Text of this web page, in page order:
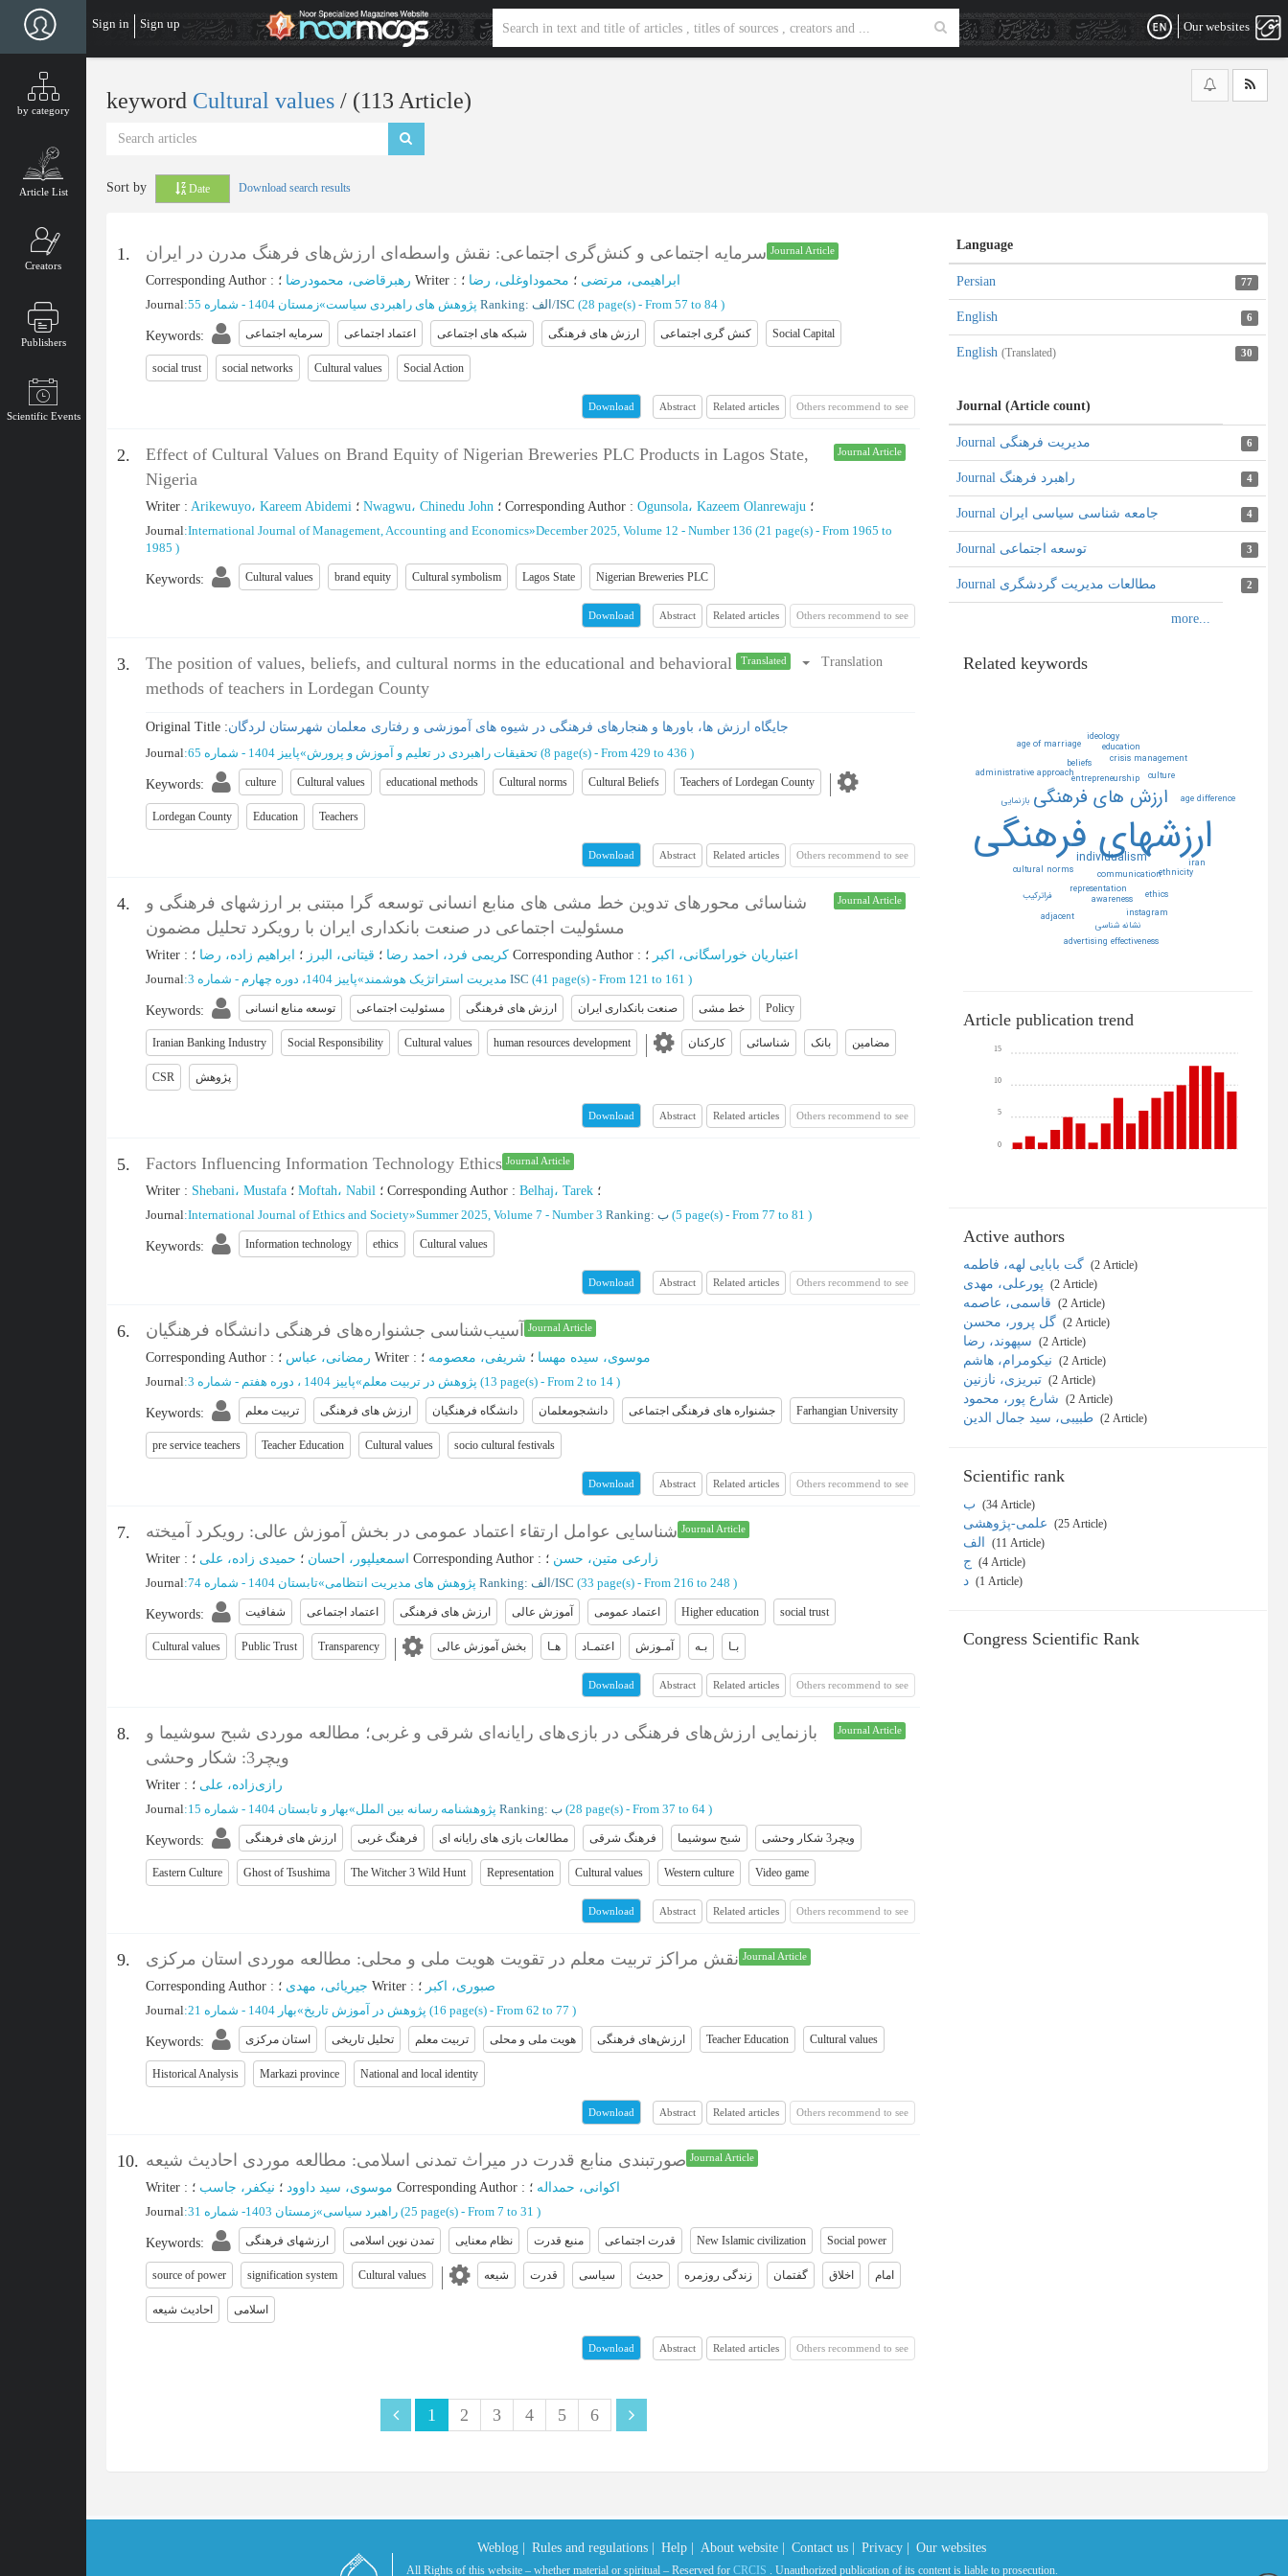
Sign in Sign up Our websites
by category
Article List
Creators
Publishers
Scientific Events
keyword Cultural values ‎/ (113 Article)
Sort by Date Download search results
1. سرمایه اجتماعی و کنش‌گری اجتماعی: نقش واسطه‌ای ارزش‌های فرهنگ مدرن در ایران Journal Article
Corresponding Author : رهبرقاضی، محمودرضا Writer : ابراهیمی، مرتضی ؛ محموداوغلی، رضا ؛
Journal: پژوهش های راهبردی سیاست»زمستان 1404 - شماره 55 Ranking: الف/ISC (‎28 page(s) - From 57 to 84 )
Keywords: سرمایه اجتماعی اعتماد اجتماعی شبکه های اجتماعی ارزش های فرهنگی کنش گری اجتماعی Social Capital
social trust social networks Cultural values Social Action
Download Abstract Related articles Others recommend to see
2.
Effect of Cultural Values on Brand Equity of Nigerian Breweries PLC Products in Lagos State,
Nigeria
Journal Article
Writer : Arikewuyo، Kareem Abidemi Nwagwu، Chinedu John Corresponding Author : Ogunsola، Kazeem Olanrewaju ؛
Journal:International Journal of Management, Accounting and Economics»December 2025, Volume 12 - Number 136 (‎21 page(s) - From 1965 to
1985 )
Keywords: Cultural values brand equity Cultural symbolism Lagos State Nigerian Breweries PLC
Download Abstract Related articles Others recommend to see
3.
The position of values, beliefs, and cultural norms in the educational and behavioral
methods of teachers in Lordegan County
Translated Translation
Original Title :جایگاه ارزش ها، باورها و هنجارهای فرهنگی در شیوه های آموزشی و رفتاری معلمان شهرستان لردگان
Journal: تحقیقات راهبردی در تعلیم و آموزش و پرورش»پاییز 1404 - شماره 65 (‎8 page(s) - From 429 to 436 )
Keywords: culture Cultural values educational methods Cultural norms Cultural Beliefs Teachers of Lordegan County
Lordegan County Education Teachers
Download Abstract Related articles Others recommend to see
4.
شناسائی محورهای تدوین خط مشی های منابع انسانی توسعه گرا مبتنی بر ارزشهای فرهنگی و
مسئولیت اجتماعی در صنعت بانکداری ایران با رویکرد تحلیل مضمون
Journal Article
Writer : کریمی فرد، احمد رضا ؛ قیتانی، البرز ؛ ابراهیم زاده، رضا Corresponding Author : اعتباریان خوراسگانی، اکبر ؛
Journal: مدیریت استراتژیک هوشمند»پاییز 1404، دوره چهارم - شماره 3 ISC (‎41 page(s) - From 121 to 161 )
Keywords: توسعه منابع انسانی مسئولیت اجتماعی ارزش های فرهنگی صنعت بانکداری ایران خط مشی Policy
Iranian Banking Industry Social Responsibility Cultural values human resources development کارکنان شناسائی بانک مضامین
CSR پژوهش
Download Abstract Related articles Others recommend to see
5. Factors Influencing Information Technology Ethics Journal Article
Writer : Shebani، Mustafa Moftah، Nabil Corresponding Author : Belhaj، Tarek ؛
Journal:International Journal of Ethics and Society»Summer 2025, Volume 7 - Number 3 Ranking: ب (‎5 page(s) - From 77 to 81 )
Keywords: Information technology ethics Cultural values
Download Abstract Related articles Others recommend to see
6. آسیب‌شناسی جشنواره‌های فرهنگی دانشگاه فرهنگیان Journal Article
Corresponding Author : رمضانی، عباس Writer : موسوی، سیده مهسا ؛ شریفی، معصومه ؛
Journal: پژوهش در تربیت معلم»پاییز 1404 ، دوره هفتم - شماره 3 (‎13 page(s) - From 2 to 14 )
Keywords: تربیت معلم ارزش های فرهنگی دانشگاه فرهنگیان دانشجومعلمان جشنواره های فرهنگی اجتماعی Farhangian University
pre service teachers Teacher Education Cultural values socio cultural festivals
Download Abstract Related articles Others recommend to see
7. شناسایی عوامل ارتقاء اعتماد عمومی در بخش آموزش عالی: رویکرد آمیخته Journal Article
Writer : اسمعیلپور، احسان ؛ حمیدی زاده، علی Corresponding Author : زارعی متین، حسن ؛
Journal: پژوهش های مدیریت انتظامی»تابستان 1404 - شماره 74 Ranking: الف/ISC (‎33 page(s) - From 216 to 248 )
Keywords: شفافیت اعتماد اجتماعی ارزش های فرهنگی آموزش عالی اعتماد عمومی Higher education social trust
Cultural values Public Trust Transparency بخش آموزش عالی هـا اعتمـاد آمـوزش بـه بـا
Download Abstract Related articles Others recommend to see
8.
بازنمایی ارزش‌های فرهنگی در بازی‌های رایانه‌ای شرقی و غربی؛ مطالعه موردی شبح سوشیما و
ویچر3: شکار وحشی
Journal Article
Writer : رازی‌زاده، علی ؛
Journal: پژوهشنامه رسانه بین الملل»بهار و تابستان 1404 - شماره 15 Ranking: ب (‎28 page(s) - From 37 to 64 )
Keywords: ارزش های فرهنگی فرهنگ غربی مطالعات بازی های رایانه ای فرهنگ شرقی شبح سوشیما ویچر3 شکار وحشی
Eastern Culture Ghost of Tsushima The Witcher 3 Wild Hunt Representation Cultural values Western culture Video game
Download Abstract Related articles Others recommend to see
9. نقش مراکز تربیت‌ معلم در تقویت هویت ملی و محلی: مطالعه موردی استان مرکزی Journal Article
Corresponding Author : جیریائی، مهدی Writer : صبوری، اکبر ؛
Journal: پژوهش در آموزش تاریخ»بهار 1404 - شماره 21 (‎16 page(s) - From 62 to 77 )
Keywords: استان مرکزی تحلیل تاریخی تربیت‌ معلم هویت ملی و محلی ارزش‌های فرهنگی Teacher Education Cultural values
Historical Analysis Markazi province National and local identity
Download Abstract Related articles Others recommend to see
10. صورتبندی منابع قدرت در میراث تمدنی اسلامی: مطالعه موردی احادیث شیعه Journal Article
Writer : موسوی، سید داوود ؛ نیکفر، جاسب Corresponding Author : اکوانی، حمداله ؛
Journal: راهبرد سیاسی»زمستان 1403- شماره 31 (‎25 page(s) - From 7 to 31 )
Keywords: ارزشهای فرهنگی تمدن نوین اسلامی نظام معنایی منبع قدرت قدرت اجتماعی New Islamic civilization Social power
source of power signification system Cultural values شیعه قدرت سیاسی حدیث زندگی روزمره گفتمان اخلاق امام
احادیث شیعه اسلامی
Download Abstract Related articles Others recommend to see
1 2 3 4 5 6
Language
Persian 77
English 6
English(Translated) 30
Journal (Article count)
Journal مدیریت فرهنگی 6
Journal راهبرد فرهنگ 4
Journal جامعه شناسی سیاسی ایران 4
Journal توسعه اجتماعی 3
Journal مطالعات مدیریت گردشگری 2
Related keywords
ارزشهاي فرهنگي
ارزش هاي فرهنگي
individualism
communication
entrepreneurship
representation
awareness
beliefs crisis management
cultural norms
culture
education
ethics
ethnicity
ideology
instagram
iran
بازنمايي
فراتركيب
نشانه شناسي
adjacent
administrative approach
advertising effectiveness
age difference
age of marriage
Article publication trend
0
5
10
15
Active authors
‎ (2 Article)
‎ (2 Article)
‎ (2 Article)
‎ (2 Article)
‎ (2 Article)
‎ (2 Article)
‎ (2 Article)
‎ (2 Article)
‎ (2 Article)
Scientific rank
‎ (34 Article)
‎ (25 Article)
‎ (11 Article)
‎ (4 Article)
‎ (1 Article)
Congress Scientific Rank
Weblog | Rules and regulations | Help | About website | Contact us | Privacy | Our websites
All Rights of this website – whether material or spiritual – Reserved for CRCIS . Unauthorized publication of its content is liable to prosecution.